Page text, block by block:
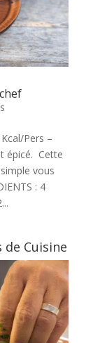
Pers –
épicé. Cette
vous
: 4
Cuisine